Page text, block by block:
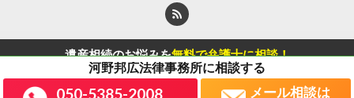
遺産相続のお悩みを無料で弁護士に相談！
遺産相続に強い弁護士を探す
河野邦広法律事務所に相談する
050-5385-2008
メール相談は
© Copyright 2020 Berg Klein Inc.